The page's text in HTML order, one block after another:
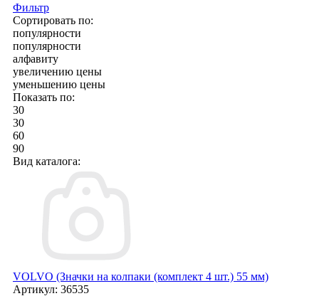
Фильтр
Сортировать по:
популярности
популярности
алфавиту
увеличению цены
уменьшению цены
Показать по:
30
30
60
90
Вид каталога:
VOLVO (Значки на колпаки (комплект 4 шт.) 55 мм)
Артикул: 36535